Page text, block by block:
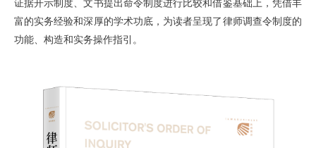
证据开示制度、文书提出命令制度进行比较和借鉴基础上，凭借丰
富的实务经验和深厚的学术功底，为读者呈现了律师调查令制度的
功能、构造和实务操作指引。